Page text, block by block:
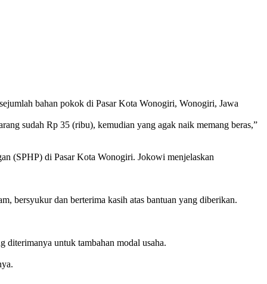
bahan pokok di Pasar Kota Wonogiri, Wonogiri, Jawa
sudah Rp 35 (ribu), kemudian yang agak naik memang beras,”
(SPHP) di Pasar Kota Wonogiri. Jokowi menjelaskan
bersyukur dan berterima kasih atas bantuan yang diberikan.
diterimanya untuk tambahan modal usaha.